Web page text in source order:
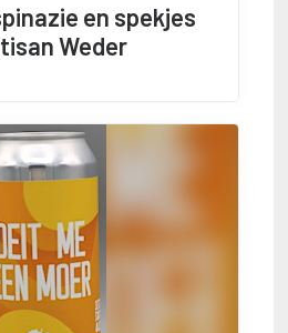
en spekjes
Weder